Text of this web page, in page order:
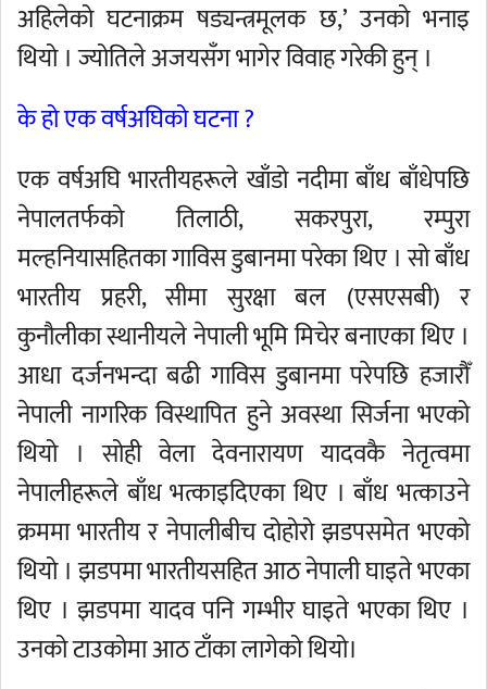
अहिलेको घटनाक्रम षड्यन्त्रमूलक छ,’ उनको भनाइ
थियो । ज्योतिले अजयसँग भागेर विवाह गरेकी हुन् ।
के हो एक वर्षअघिको घटना ?
एक वर्षअघि भारतीयहरूले खाँडो नदीमा बाँध बाँधेपछि
नेपालतर्फको तिलाठी, सकरपुरा, रम्पुरा
मल्हनियासहितका गाविस डुबानमा परेका थिए । सो बाँध
भारतीय प्रहरी, सीमा सुरक्षा बल (एसएसबी) र
कुनौलीका स्थानीयले नेपाली भूमि मिचेर बनाएका थिए ।
आधा दर्जनभन्दा बढी गाविस डुबानमा परेपछि हजारौँ
नेपाली नागरिक विस्थापित हुने अवस्था सिर्जना भएको
थियो । सोही वेला देवनारायण यादवकै नेतृत्वमा
नेपालीहरूले बाँध भत्काइदिएका थिए । बाँध भत्काउने
क्रममा भारतीय र नेपालीबीच दोहोरो झडपसमेत भएको
थियो । झडपमा भारतीयसहित आठ नेपाली घाइते भएका
थिए । झडपमा यादव पनि गम्भीर घाइते भएका थिए ।
उनको टाउकोमा आठ टाँका लागेको थियो।